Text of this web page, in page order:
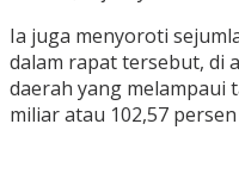
Ia juga menyoroti
dalam rapat tersebut, di
daerah yang melampaui
miliar atau 102,57